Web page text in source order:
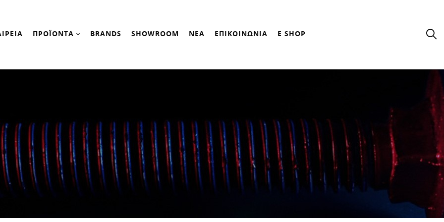
ΠΡΟΪΟΝΤΑ BRANDS SHOWROOM ΝΕΑ ΕΠΙΚΟΙΝΩΝΙΑ E SHOP